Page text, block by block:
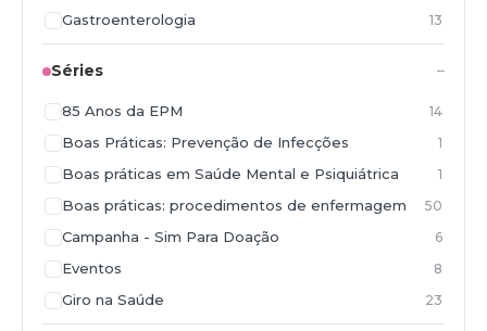
Gastroenterologia 13
Hepatologia 1
Infectologia 75
Mastologia 4
Nefrologia 5
Neurocirurgia 1
Neurologia 21
Nutrição 1
Séries
85 Anos da EPM 14
Boas Práticas: Prevenção de Infecções 1
Boas práticas em Saúde Mental e Psiquiátrica 1
Boas práticas: procedimentos de enfermagem 50
Campanha - Sim Para Doação 6
Eventos 8
Giro na Saúde 23